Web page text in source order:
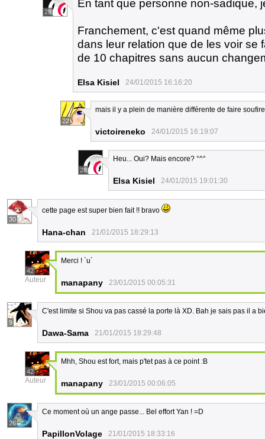
28
En tant que personne non-sadique,
Franchement, c'est quand même
dans leur relation que de les voir se
de 10 chapitres sans aucun
Elsa Kisiel 24/01/2015 16:16:20
22
mais il y a plein de manière différente de faire
victoireneko 24/01/2015 16:19:07
28
Heu... Oui? Mais encore? °^°
Elsa Kisiel 24/01/2015 19:01:30
30
cette page est super bien fait !! bravo
Hana-chan 21/01/2015 18:29:13
42
Auteur
Merci ! `u`
manapany 23/01/2015 00:05:31
9
C'est limite si Shou va pas cassé la porte là XD. Bah je sais pas il a
Dawa-Sama 21/01/2015 18:29:48
42
Auteur
Mhh, Shou est fort, mais p'tet pas à ce point :B
manapany 23/01/2015 00:06:05
26
Ce moment où un ange passe... Bel effort Yan ! =D
PapillonVolage 21/01/2015 18:33:16